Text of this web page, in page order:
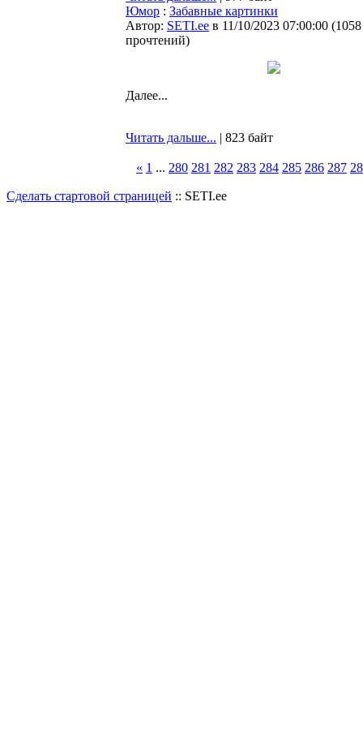
Юмор : Забавные картинки
Автор: SETI.ee в 11/10/2023 07:00:00 (1058
прочтений)
Далее...
Читать дальше... | 823 байт
« 1 ... 280 281 282 283 284 285 286 287
Сделать стартовой страницей :: SETI.ee